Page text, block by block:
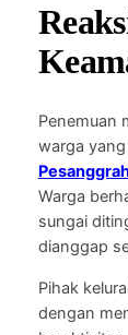
Penemuan
warga
Warga
sungai
dianggap
Pihak
dengan